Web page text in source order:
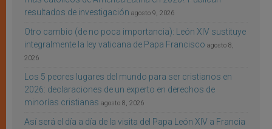
resultados de investigación agosto 9, 2026
Otro cambio (de no poca importancia): León XIV sustituye
integralmente la ley vaticana de Papa Francisco agosto 8,
2026
Los 5 peores lugares del mundo para ser cristianos en
2026: declaraciones de un experto en derechos de
minorías cristianas agosto 8, 2026
Así será el día a día de la visita del Papa León XIV a Francia